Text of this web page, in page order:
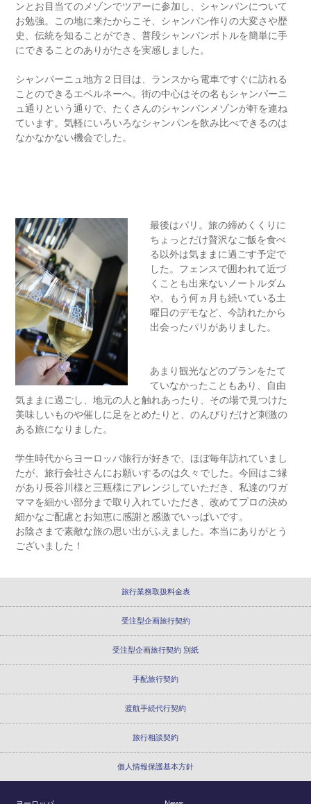
ンとお目当てのメゾンでツアーに参加し、シャンパンについて
お勉強。この地に来たからこそ、シャンパン作りの大変さや歴
史、伝統を知ることができ、普段シャンパンボトルを簡単に手
にできることのありがたさを実感しました。
シャンパーニュ地方２日目は、ランスから電車ですぐに訪れる
ことのできるエペルネーへ。街の中心はその名もシャンパーニ
ュ通りという通りで、たくさんのシャンパンメゾンが軒を連ね
ています。気軽にいろいろなシャンパンを飲み比べできるのは
なかなかない機会でした。
最後はパリ。旅の締めくくりに
ちょっとだけ贅沢なご飯を食べ
る以外は気ままに過ごす予定で
した。フェンスで囲われて近づ
くことも出来ないノートルダム
や、もう何ヵ月も続いている土
曜日のデモなど、今訪れたから
出会ったパリがありました。
あまり観光などのプランをたて
ていなかったこともあり、自由
気ままに過ごし、地元の人と触れあったり、その場で見つけた
美味しいものや催しに足をとめたりと、のんびりだけど刺激の
ある旅になりました。
学生時代からヨーロッパ旅行が好きで、ほぼ毎年訪れていまし
たが、旅行会社さんにお願いするのは久々でした。今回はご縁
があり長谷川様と三瓶様にアレンジしていただき、私達のワガ
ママを細かい部分まで取り入れていただき、改めてプロの決め
細かなご配慮とお知恵に感謝と感激でいっぱいです。
お陰さまで素敵な旅の思い出がふえました。本当にありがとう
ございました！
旅行業務取扱料金表
受注型企画旅行契約
受注型企画旅行契約 別紙
手配旅行契約
渡航手続代行契約
旅行相談契約
個人情報保護基本方針